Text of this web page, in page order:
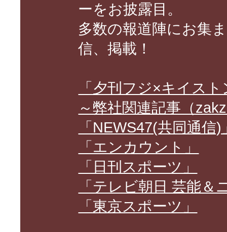
ーをお披露目。
多数の報道陣にお集
信、掲載！
「夕刊フジ×キイス
～弊社関連記事（
「NEWS47(共同通信)
「エンカウント」
「日刊スポーツ」
「テレビ朝日 芸能＆
「東京スポーツ」